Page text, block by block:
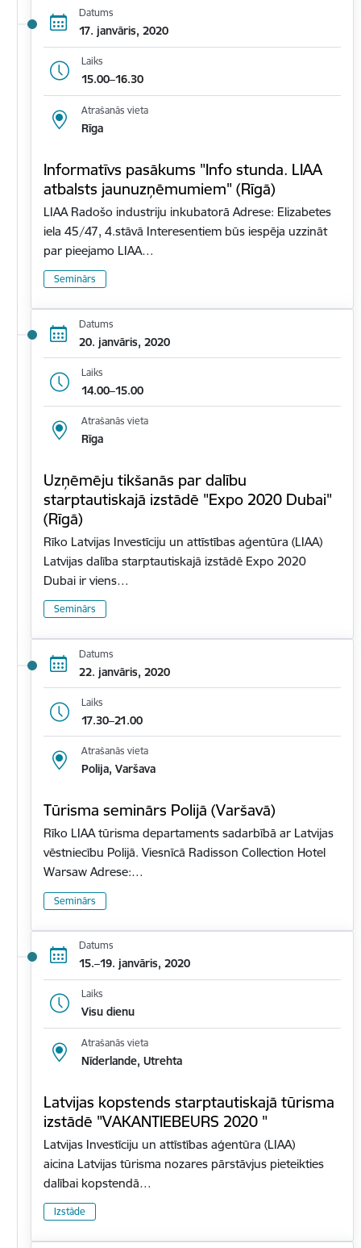
Datums
17. janvāris, 2020
Laiks
15.00–16.30
Atrašanās vieta
Rīga
Informatīvs pasākums "Info stunda. LIAA
atbalsts jaunuzņēmumiem" (Rīgā)
LIAA Radošo industriju inkubatorā Adrese: Elizabetes
iela 45/47, 4.stāvā Interesentiem būs iespēja uzzināt
par pieejamo LIAA…
Seminārs
Datums
20. janvāris, 2020
Laiks
14.00–15.00
Atrašanās vieta
Rīga
Uzņēmēju tikšanās par dalību
starptautiskajā izstādē "Expo 2020 Dubai"
(Rīgā)
Rīko Latvijas Investīciju un attīstības aģentūra (LIAA)
Latvijas dalība starptautiskajā izstādē Expo 2020
Dubai ir viens…
Seminārs
Datums
22. janvāris, 2020
Laiks
17.30–21.00
Atrašanās vieta
Polija, Varšava
Tūrisma seminārs Polijā (Varšavā)
Rīko LIAA tūrisma departaments sadarbībā ar Latvijas
vēstniecību Polijā. Viesnīcā Radisson Collection Hotel
Warsaw Adrese:…
Seminārs
Datums
15.–19. janvāris, 2020
Laiks
Visu dienu
Atrašanās vieta
Nīderlande, Utrehta
Latvijas kopstends starptautiskajā tūrisma
izstādē "VAKANTIEBEURS 2020 "
Latvijas Investīciju un attīstības aģentūra (LIAA)
aicina Latvijas tūrisma nozares pārstāvjus pieteikties
dalībai kopstendā…
Izstāde